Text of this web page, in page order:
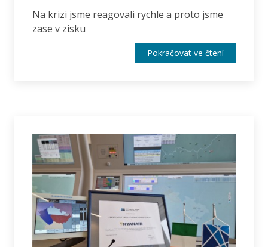
Na krizi jsme reagovali rychle a proto jsme
zase v zisku
Pokračovat ve čtení